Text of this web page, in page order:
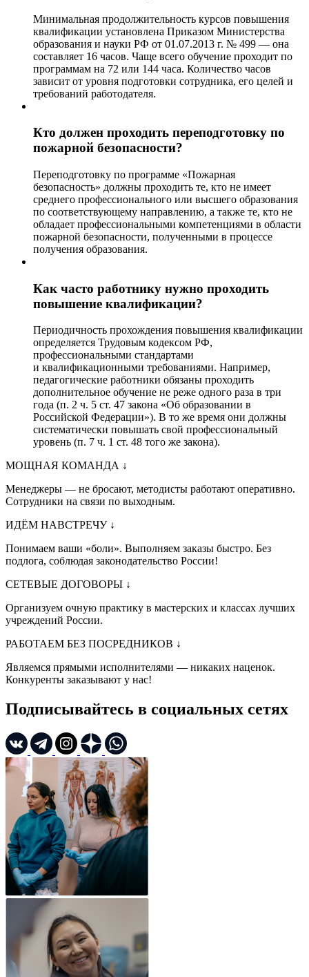
Минимальная продолжительность курсов повышения
квалификации установлена Приказом Министерства
образования и науки РФ от 01.07.2013 г. № 499 — она
составляет 16 часов. Чаще всего обучение проходит по
программам на 72 или 144 часа. Количество часов
зависит от уровня подготовки сотрудника, его целей и
требований работодателя.
Кто должен проходить переподготовку по
пожарной безопасности?
Переподготовку по программе «Пожарная
безопасность» должны проходить те, кто не имеет
среднего профессионального или высшего образования
по соответствующему направлению, а также те, кто не
обладает профессиональными компетенциями в области
пожарной безопасности, полученными в процессе
получения образования.
Как часто работнику нужно проходить
повышение квалификации?
Периодичность прохождения повышения квалификации
определяется Трудовым кодексом РФ,
профессиональными стандартами
и квалификационными требованиями. Например,
педагогические работники обязаны проходить
дополнительное обучение не реже одного раза в три
года (п. 2 ч. 5 ст. 47 закона «Об образовании в
Российской Федерации»). В то же время они должны
систематически повышать свой профессиональный
уровень (п. 7 ч. 1 ст. 48 того же закона).
МОЩНАЯ КОМАНДА ↓
Менеджеры — не бросают, методисты работают оперативно.
Сотрудники на связи по выходным.
ИДЁМ НАВСТРЕЧУ ↓
Понимаем ваши «боли». Выполняем заказы быстро. Без
подлога, соблюдая законодательство России!
СЕТЕВЫЕ ДОГОВОРЫ ↓
Организуем очную практику в мастерских и классах лучших
учреждений России.
РАБОТАЕМ БЕЗ ПОСРЕДНИКОВ ↓
Являемся прямыми исполнителями — никаких наценок.
Конкуренты заказывают у нас!
Подписывайтесь в социальных сетях